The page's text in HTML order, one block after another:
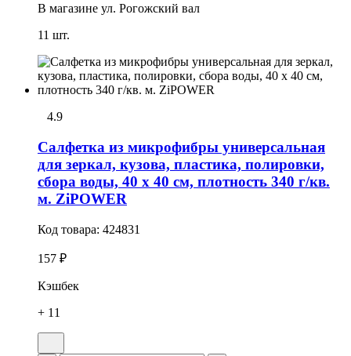
В магазине ул. Рогожский вал
11 шт.
4.9
Салфетка из микрофибры универсальная
для зеркал, кузова, пластика, полировки,
сбора воды, 40 х 40 см, плотность 340 г/кв.
м. ZiPOWER
Код товара: 424831
157 ₽
Кэшбек
+ 11